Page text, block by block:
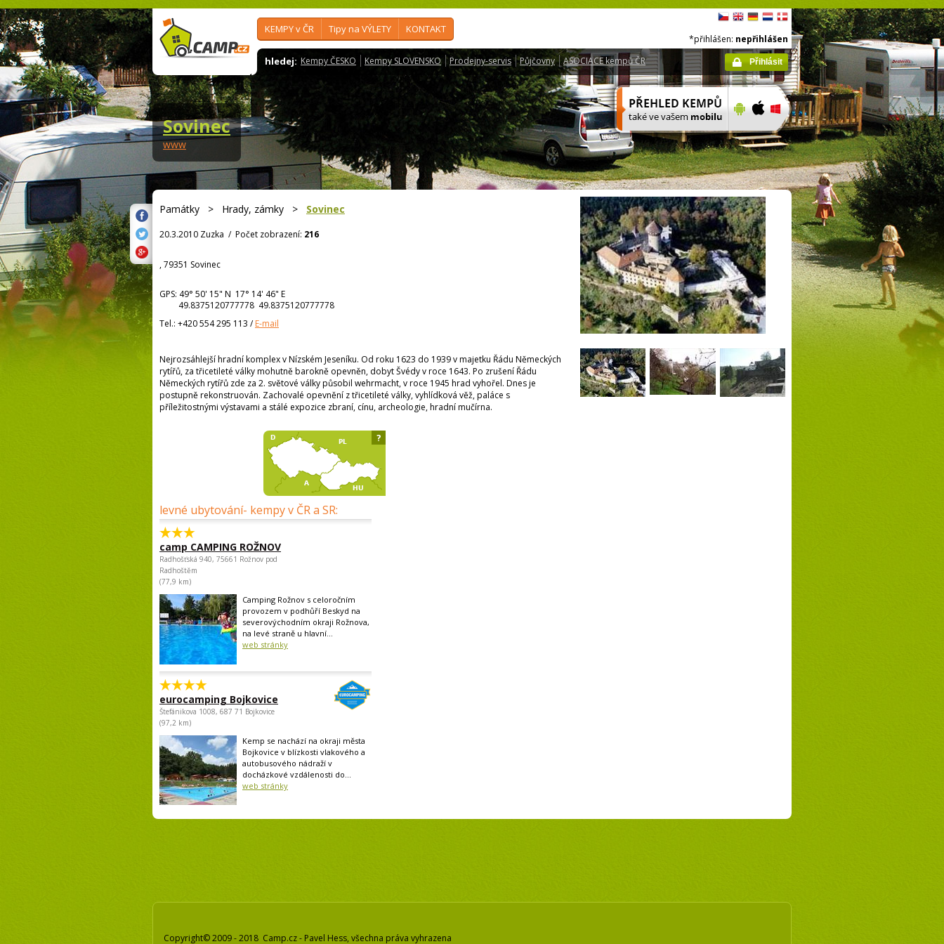
KEMPY v ČR Tipy na VÝLETY KONTAKT
hledej: Kempy ČESKO Kempy SLOVENSKO Prodejny-servis Půjčovny ASOCIACE kempů ČR
*přihlášen: nepřihlášen
Přihlásit
Sovinec
www
Památky > Hrady, zámky > Sovinec
20.3.2010 Zuzka / Počet zobrazení: 216
, 79351 Sovinec
GPS: 49° 50' 15" N 17° 14' 46" E
49.8375120777778 49.8375120777778
Tel.: +420 554 295 113 /E-mail
Nejrozsáhlejší hradní komplex v Nízském Jeseníku. Od roku 1623 do 1939 v majetku Řádu Německých
rytířů, za třicetileté války mohutně barokně opevněn, dobyt Švédy v roce 1643. Po zrušení Řádu
Německých rytířů zde za 2. světové války působil wehrmacht, v roce 1945 hrad vyhořel. Dnes je
postupně rekonstruován. Zachovalé opevnění z třicetileté války, vyhlídková věž, paláce s
příležitostnými výstavami a stálé expozice zbraní, cínu, archeologie, hradní mučírna.
levné ubytování- kempy v ČR a SR:
camp CAMPING ROŽNOV
Radhošťská 940, 75661 Rožnov pod
Radhoštěm
(77,9 km)
Camping Rožnov s celoročním
provozem v podhůří Beskyd na
severovýchodním okraji Rožnova,
na levé straně u hlavní...
web stránky
eurocamping Bojkovice
Štefánikova 1008, 687 71 Bojkovice
(97,2 km)
Kemp se nachází na okraji města
Bojkovice v blízkosti vlakového a
autobusového nádraží v
docházkové vzdálenosti do...
web stránky
?
Copyright© 2009 - 2018 Camp.cz - Pavel Hess, všechna práva vyhrazena